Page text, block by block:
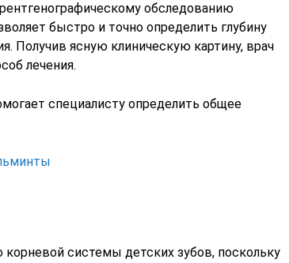
обследованию
быстро и точно определить глубину
Получив ясную клиническую картину, врач
лечения.
специалисту определить общее
системы детских зубов, поскольку